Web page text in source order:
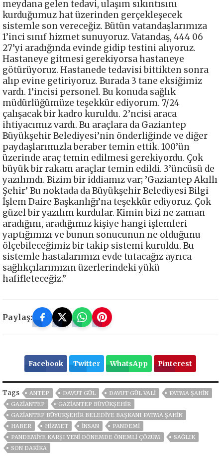
meydana gelen tedavi, ulaşım sıkıntısını
kurduğumuz hat üzerinden gerçekleşecek
sistemle son vereceğiz. Bütün vatandaşlarımıza
1’inci sınıf hizmet sunuyoruz. Vatandaş, 444 06
27’yi aradığında evinde gidip testini alıyoruz.
Hastaneye gitmesi gerekiyorsa hastaneye
götürüyoruz. Hastanede tedavisi bittikten sonra
alıp evine getiriyoruz. Burada 3 tane eksiğimiz
vardı. 1’incisi personel. Bu konuda sağlık
müdürlüğümüze teşekkür ediyorum. 7/24
çalışacak bir kadro kuruldu. 2’ncisi araca
ihtiyacımız vardı. Bu araçlara da Gaziantep
Büyükşehir Belediyesi’nin önderliğinde ve diğer
paydaşlarımızla beraber temin ettik. 100’ün
üzerinde araç temin edilmesi gerekiyordu. Çok
büyük bir rakam araçlar temin edildi. 3’üncüsü de
yazılımdı. Bizim bir iddiamız var; ’Gaziantep Akıllı
Şehir’ Bu noktada da Büyükşehir Belediyesi Bilgi
İşlem Daire Başkanlığı’na teşekkür ediyoruz. Çok
güzel bir yazılım kurdular. Kimin bizi ne zaman
aradığını, aradığımız kişiye hangi işlemleri
yaptığımızı ve bunun sonucunun ne olduğunu
ölçebileceğimiz bir takip sistemi kuruldu. Bu
sistemle hastalarımızı evde tutacağız ayrıca
sağlıkçılarımızın üzerlerindeki yükü
hafifleteceğiz.”
Paylaş:
Facebook Twitter WhatsApp Pinterest
Tags ANTEP DAVUT GÜL DAVUT GÜL VALİ
FATMA ŞAHİN
GAZIANTEP
GAZİANTEP BÜYÜKŞEHİR
GAZIANTEP BÜYÜKŞEHIR BELEDIYE BAŞKANI FATMA ŞAHIN
HABER
HİZMET İNSAN
PANDEMİ
PANDEMİYE KARŞI YENİ DÖNEMDE ÖNEMLİ ÇÖZÜM
SAĞLIK
SON DAKIKA